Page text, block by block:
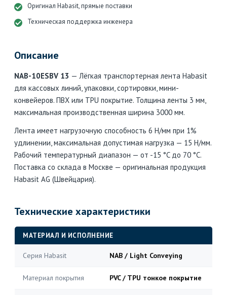
Оригинал Habasit, прямые поставки
Техническая поддержка инженера
Описание
NAB-10ESBV 13 — Лёгкая транспортерная лента Habasit
для кассовых линий, упаковки, сортировки, мини-
конвейеров. ПВХ или TPU покрытие. Толщина ленты 3 мм,
максимальная производственная ширина 3000 мм.
Лента имеет нагрузочную способность 6 Н/мм при 1%
удлинении, максимальная допустимая нагрузка — 15 Н/мм.
Рабочий температурный диапазон — от -15 °C до 70 °C.
Поставка со склада в Москве — оригинальная продукция
Habasit AG (Швейцария).
Технические характеристики
МАТЕРИАЛ И ИСПОЛНЕНИЕ
Серия Habasit NAB / Light Conveying
Материал покрытия PVC / TPU тонкое покрытие